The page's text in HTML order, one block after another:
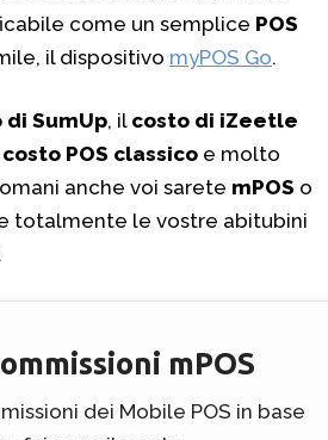
come un semplice POS
il dispositivo myPOS Go.
di SumUp, il costo di iZeetle
costo POS classico e molto
anche voi sarete mPOS o
totalmente le vostre abitubini
.
mPOS
dei Mobile POS in base